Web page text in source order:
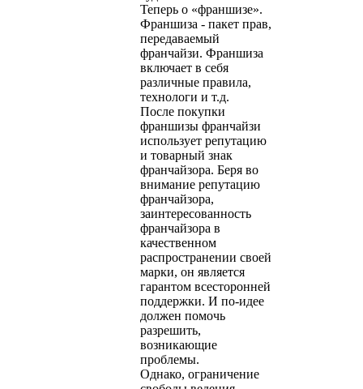
Теперь о «франшизе».
Франшиза - пакет прав,
передаваемый
франчайзи. Франшиза
включает в себя
различные правила,
технологи и т.д.
После покупки
франшизы франчайзи
использует репутацию
и товарный знак
франчайзора. Беря во
внимание репутацию
франчайзора,
заинтересованность
франчайзора в
качественном
распространении своей
марки, он является
гарантом всесторонней
поддержки. И по-идее
должен помочь
разрешить,
возникающие
проблемы.
Однако, ограничение